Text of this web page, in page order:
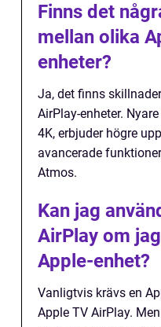
Finns det
mellan olika
enheter?
Ja, det finns
AirPlay-enheter.
4K, erbjuder högre
avancerade
Atmos.
Kan jag
AirPlay om
Apple-enhet?
Vanligtvis krävs en
Apple TV AirPlay.